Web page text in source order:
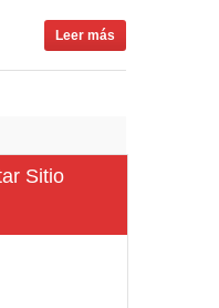
Leer más
Sitio